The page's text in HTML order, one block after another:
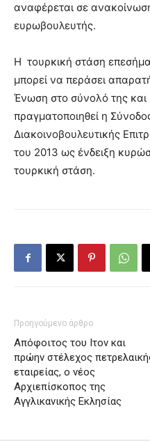
αναφέρεται σε
ευρωβουλευτής.
Η τουρκική στάση
μπορεί να περάσει
Ένωση στο σύνολό της και
πραγματοποιηθεί η
Διακοινοβουλευτικής
του 2013 ως ένδειξη
τουρκική στάση.
Προηγούμενο άρθρο
Απόφοιτος του Ιτον και
πρώην στέλεχος
εταιρείας, ο νέος
Αρχιεπίσκοπος της
Αγγλικανικής Εκλησίας